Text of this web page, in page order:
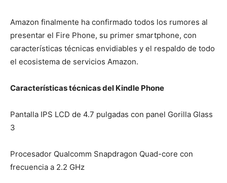
Amazon finalmente ha confirmado todos los rumores al
presentar el Fire Phone, su primer smartphone, con
características técnicas envidiables y el respaldo de todo
el ecosistema de servicios Amazon.
Características técnicas del Kindle Phone
Pantalla IPS LCD de 4.7 pulgadas con panel Gorilla Glass
3
Procesador Qualcomm Snapdragon Quad-core con
frecuencia a 2.2 GHz